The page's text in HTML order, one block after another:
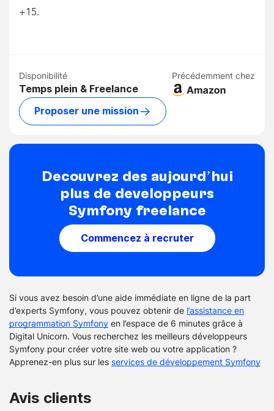
+15.
Disponibilité
Temps plein & Freelance
Précédemment chez
Proposer une mission
Découvrez dès aujourd’hui
plus de développeurs
Symfony freelance
Commencez à recruter
Si vous avez besoin d’une aide immédiate en ligne de la part
d’experts Symfony, vous pouvez obtenir de l’assistance en
programmation Symfony en l’espace de 6 minutes grâce à
Digital Unicorn. Vous recherchez les meilleurs développeurs
Symfony pour créer votre site web ou votre application ?
Apprenez-en plus sur les services de développement Symfony
Avis clients